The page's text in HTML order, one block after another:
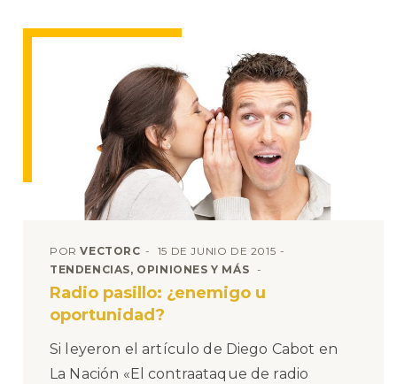
PORVECTORC
15 DE JUNIO DE 2015
TENDENCIAS, OPINIONES Y MÁS
Radio pasillo: ¿enemigo u
oportunidad?
Si leyeron el artículo de Diego Cabot en
La Nación «El contraataque de radio